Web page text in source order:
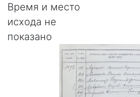
Время и место
исхода не
показано